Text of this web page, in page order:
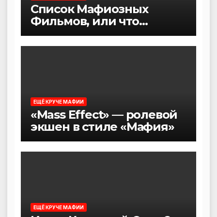
Список Мафиозных
Фильмов, или что
посмотреть после игры в
Мафию
ЕЩЁ КРУЧЕ МАФИИ
«Mass Effect» — ролевой
экшен в стиле «Мафия»
ЕЩЁ КРУЧЕ МАФИИ